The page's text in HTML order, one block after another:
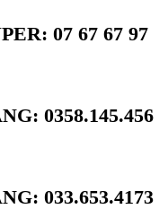
07 67 67 97
0358.145.456
033.653.4173